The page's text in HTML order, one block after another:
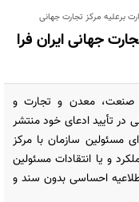
برعلیه مرکز تجارت جهانی
جهانی ایران فرا
صنعت، معدن و تجارت و
در تأیید ادعای خود منتشر
مسئولین سازمان با مرکز
و یا انتقادات مسئولین
احساسی بدون سند و